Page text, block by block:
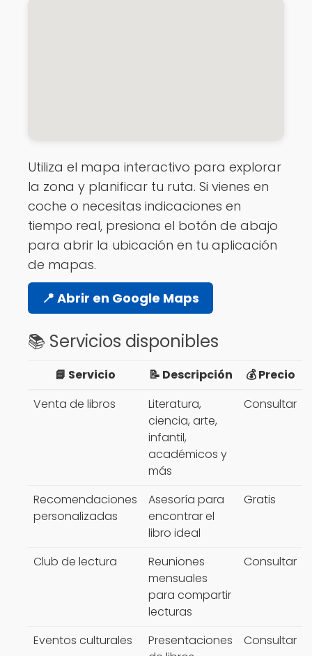
Utiliza el mapa interactivo para explorar
la zona y planificar tu ruta. Si vienes en
coche o necesitas indicaciones en
tiempo real, presiona el botón de abajo
para abrir la ubicación en tu aplicación
de mapas.
📍 Abrir en Google Maps
📚 Servicios disponibles
📘 Servicio 📝 Descripción
💰 Precio
Venta de libros
Literatura,
ciencia, arte,
infantil,
académicos y
más
Consultar
Recomendaciones
personalizadas
Asesoría para
encontrar el
libro ideal
Gratis
Club de lectura
Reuniones
mensuales
para compartir
lecturas
Consultar
Eventos culturales
Presentaciones
Consultar